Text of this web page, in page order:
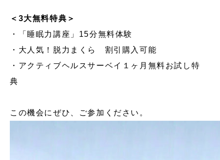
＜3大無料特典＞
・「睡眠力講座」15分無料体験
・大人気！脱力まくら 割引購入可能
・アクティブヘルスサーベイ１ヶ月無料お試し特
典
この機会にぜひ、ご参加ください。